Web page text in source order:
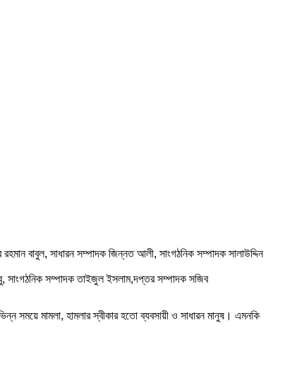
বাবুল, সাধারন সম্পাদক জিন্নত আলী, সাংগঠনিক সম্পাদক সালাউদ্দিন
সাংগঠনিক সম্পাদক তাইজুল ইসলাম,দপ্তর সম্পাদক সজিব
সময়ে মামলা, হামলার স্বীকার হতো ব্যবসায়ী ও সাধারন মানুষ। এমনকি